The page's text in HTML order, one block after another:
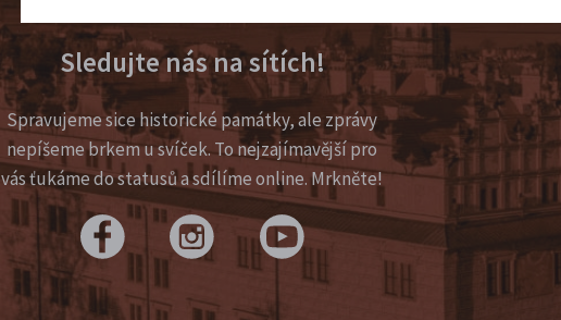
Sledujte nás na sítích!
Spravujeme sice historické památky, ale zprávy
nepíšeme brkem u svíček. To nejzajímavější pro
vás ťukáme do statusů a sdílíme online. Mrkněte!